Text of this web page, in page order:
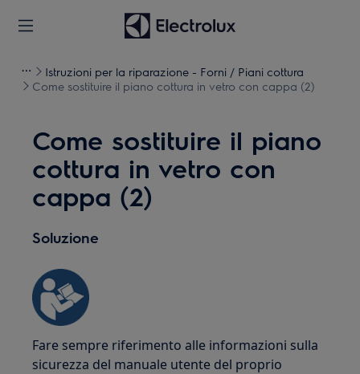
Istruzioni per la riparazione - Forni / Piani cottura
Come sostituire il piano cottura in vetro con cappa (2)
Come sostituire il piano
cottura in vetro con
cappa (2)
Soluzione
Fare sempre riferimento alle informazioni sulla
sicurezza del manuale utente del proprio